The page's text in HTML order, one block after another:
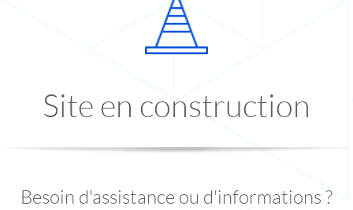
Site en construction
Besoin d'assistance ou d'informations ?